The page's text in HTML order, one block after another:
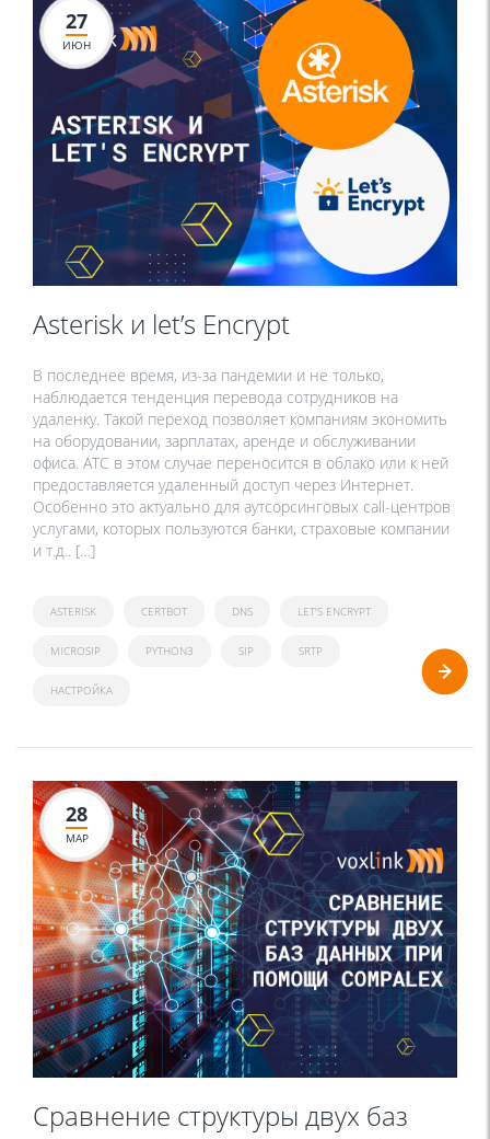
27
ИЮН
Asterisk и let’s Encrypt
В последнее время, из-за пандемии и не только,
наблюдается тенденция перевода сотрудников на
удаленку. Такой переход позволяет компаниям экономить
на оборудовании, зарплатах, аренде и обслуживании
офиса. АТС в этом случае переносится в облако или к ней
предоставляется удаленный доступ через Интернет.
Особенно это актуально для аутсорсинговых call-центров
услугами, которых пользуются банки, страховые компании
и т.д.. […]
ASTERISK CERTBOT DNS LET'S ENCRYPT
MICROSIP PYTHON3 SIP SRTP
НАСТРОЙКА
28
МАР
Сравнение структуры двух баз